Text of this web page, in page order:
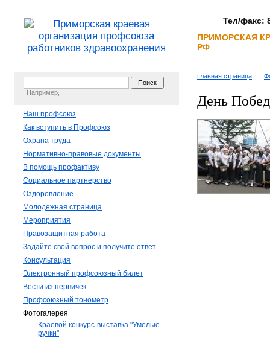
Тел/факс:
ПРИМОРСКАЯ
РФ
Например,
Наш профсоюз
Как вступить в Профсоюз
Охрана труда
Нормативно-правовые документы
В помощь профактиву
Социальное партнерство
Оздоровление
Молодежная страница
Мероприятия
Правозащитная работа
Задайте свой вопрос и получите ответ
Консультация
Электронный профсоюзный билет
Вести из первичек
Профсоюзный тонометр
Фотогалерея
Краевой конкурс-выставка "Умелые
ручки"
Главная страница
День